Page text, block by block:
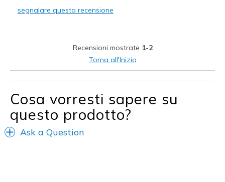
View On Shoes
Shoes are for Wearing
segnalare questa recensione
Recensioni mostrate 1-2
Torna all'Inizio
Cosa vorresti sapere su
questo prodotto?
Ask a Question